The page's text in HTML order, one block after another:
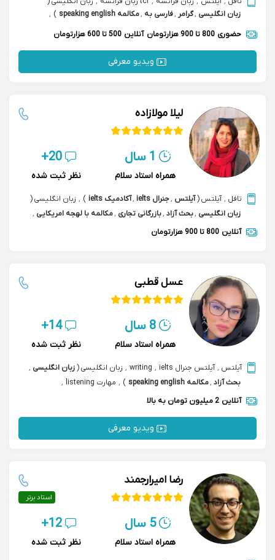
زبان انگلیسی ,گرامر ,فارسی به ,مکالمه speaking english )
,
آمادگی آزمون tcf
حضوری 800 تا 900 هزارتومان آنلاین 500 تا 600 هزارتومان
ویدیو معرفی
لیلا مولازاده
1 سال
همراه استاد سلام
20+
نظر ثبت شده
تافل , آیلتس(آیلتس ,جنرال ielts ,آکادمیک ielts )
, زبان انگلیسی(
زبان انگلیسی ,بحث آزاد ,بازرگانی تجاری ,مکالمه با لهجه امریکایی ,
مکالمه speaking english
آنلاین 800 تا 900 هزارتومان
عسل قطبی
8 سال
همراه استاد سلام
14+
نظر ثبت شده
آیلتس , آیلتس جنرال ielts ,
writing
, زبان انگلیسی(زبان انگلیسی ,
بحث آزاد ,مکالمه speaking english )
, مهارت listening
,
مکالمه بازرگانی تجاری
آنلاین 2 میلیون تومان به بالا
ویدیو معرفی
رضا امیرارجمند
استاد برتر
5 سال
همراه استاد سلام
12+
نظر ثبت شده